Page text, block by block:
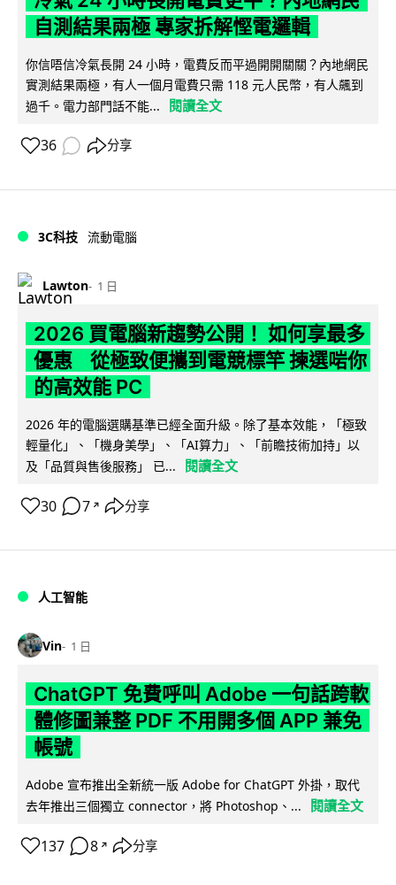
自測結果兩極 專家拆解慳電邏輯
你信唔信冷氣長開 24 小時，電費反而平過開開關關？內地網民
實測結果兩極，有人一個月電費只需 118 元人民幣，有人飆到
過千。電力部門話不能...
閱讀全文
36 分享
3C科技 流動電腦
Lawton 1 日
2026 買電腦新趨勢公開！ 如何享最多
優惠 從極致便攜到電競標竿 揀選啱你
的高效能 PC
2026 年的電腦選購基準已經全面升級。除了基本效能，「極致
輕量化」、「機身美學」、「AI算力」、「前瞻技術加持」以
及「品質與售後服務」 已...
閱讀全文
30 7 ↗ 分享
人工智能
Vin 1 日
ChatGPT 免費呼叫 Adobe 一句話跨軟
體修圖兼整 PDF 不用開多個 APP 兼免
帳號
Adobe 宣布推出全新統一版 Adobe for ChatGPT 外掛，取代
去年推出三個獨立 connector，將 Photoshop、...
閱讀全文
137 8 ↗ 分享